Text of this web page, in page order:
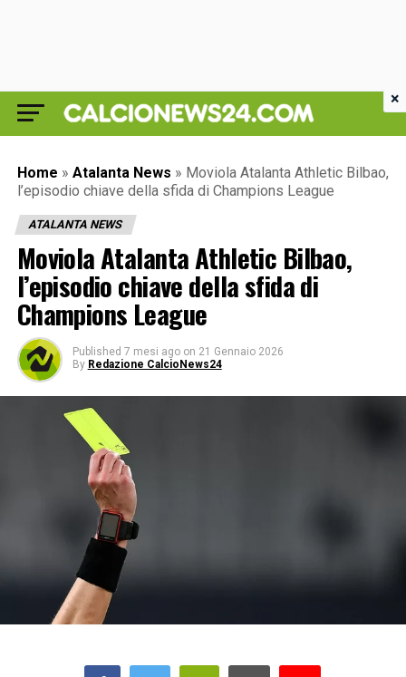
Home » Atalanta News » Moviola Atalanta Athletic Bilbao,
l’episodio chiave della sfida di Champions League
ATALANTA NEWS
Moviola Atalanta Athletic Bilbao,
l’episodio chiave della sfida di
Champions League
Published 7 mesi ago on 21 Gennaio 2026
By Redazione CalcioNews24
×